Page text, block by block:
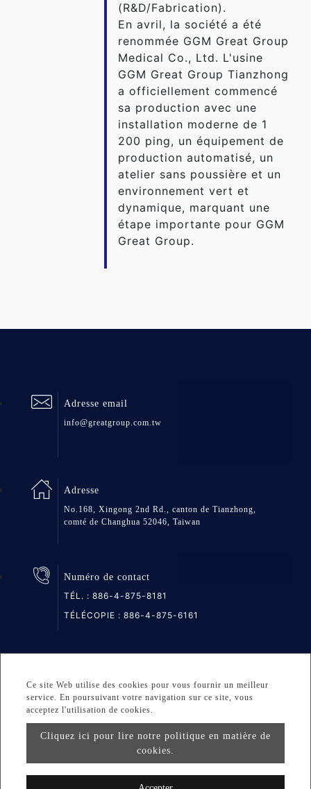
(R&D/Fabrication).
En avril, la société a été
renommée GGM Great Group
Medical Co., Ltd. L'usine
GGM Great Group Tianzhong
a officiellement commencé
sa production avec une
installation moderne de 1
200 ping, un équipement de
production automatisé, un
atelier sans poussière et un
environnement vert et
dynamique, marquant une
étape importante pour GGM
Great Group.
Ce site Web utilise des cookies pour vous fournir un meilleur
service. En poursuivant votre navigation sur ce site, vous
acceptez l'utilisation de cookies.
Cliquez ici pour lire notre politique en matière de
cookies.
Adresse email
info@greatgroup.com.tw
Adresse
No.168, Xingong 2nd Rd., canton de Tianzhong,
comté de Changhua 52046, Taiwan
Numéro de contact
TÉL. : 886-4-875-8181
TÉLÉCOPIE : 886-4-875-6161
Plan du site Privacy DESIGNED BY Atteipo
Copyright © 2026 GREAT GROUP MEDICAL CO., LTD. All
rights reserved.
info@greatgroup.com.tw